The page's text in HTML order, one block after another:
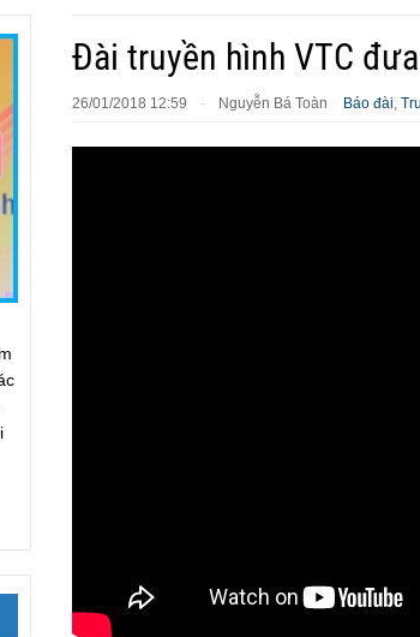
Đài truyền hình VTC
26/01/2018 12:59 · Nguyễn Bá Toàn Báo đài,